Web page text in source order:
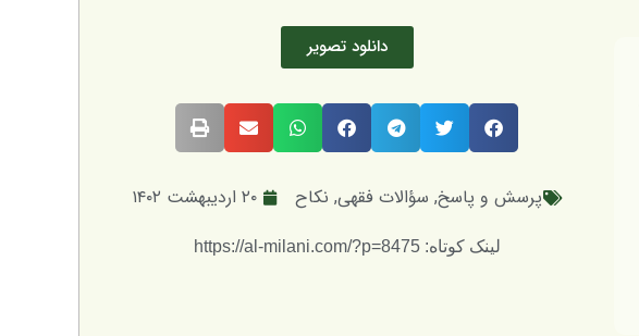
دانلود تصویر
پرسش و پاسخ, سؤالات فقهی, نکاح ۲۰ اردیبهشت ۱۴۰۲
لینک کوتاه: https://al-milani.com/?p=8475